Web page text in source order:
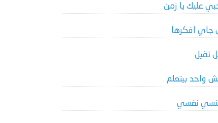
عليك يا زمن
افكرها
تقيل
واحد بيتعلم
بنسي نفسي